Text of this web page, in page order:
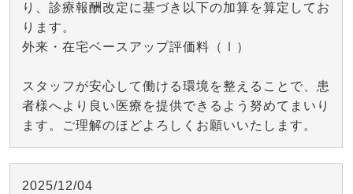
り、診療報酬改定に基づき以下の加算を算定してお
ります。
外来・在宅ベースアップ評価料（Ⅰ）
スタッフが安心して働ける環境を整えることで、患
者様へより良い医療を提供できるよう努めてまいり
ます。ご理解のほどよろしくお願いいたします。
2025/12/04